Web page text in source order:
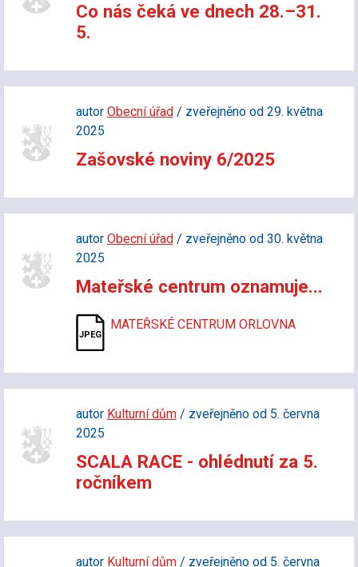
Co nás čeká ve dnech 28.–31.
5.
autor Obecní úřad/ zveřejněno od 29. května
2025
Zašovské noviny 6/2025
autor Obecní úřad/ zveřejněno od 30. května
2025
Mateřské centrum oznamuje...
MATEŘSKÉ CENTRUM ORLOVNA
autor Kulturní dům/ zveřejněno od 5. června
2025
SCALA RACE - ohlédnutí za 5.
ročníkem
autor Kulturní dům/ zveřejněno od 5. června